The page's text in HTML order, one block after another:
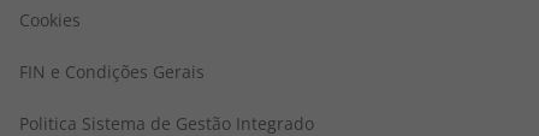
Cookies
FIN e Condições Gerais
Politica Sistema de Gestão Integrado